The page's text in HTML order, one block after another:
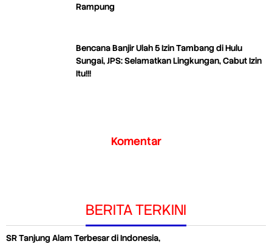
Rampung
Bencana Banjir Ulah 5 Izin Tambang di Hulu
Sungai, JPS: Selamatkan Lingkungan, Cabut Izin
Itu!!!
Komentar
BERITA TERKINI
SR Tanjung Alam Terbesar di Indonesia,